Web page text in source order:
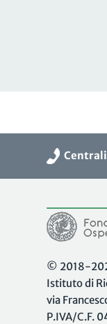
© 2018-
Istituto di
via
P.IVA/C.F.